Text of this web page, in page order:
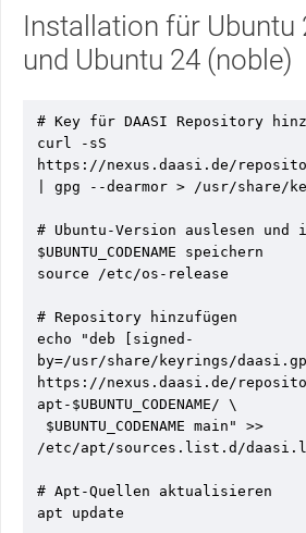
Installation für Ubuntu
und Ubuntu 24 (noble)
# Key für DAASI Repository
curl -sS
https://nexus.daasi.de/
| gpg --dearmor > /usr/share/
# Ubuntu-Version auslesen und
$UBUNTU_CODENAME speichern
source /etc/os-release
# Repository hinzufügen
echo "deb [signed-
by=/usr/share/keyrings/
https://nexus.daasi.de/
apt-$UBUNTU_CODENAME/ \
/etc/apt/sources.list.d/
# Apt-Quellen aktualisieren
apt update